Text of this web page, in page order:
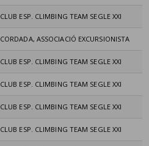
CLUB ESP. CLIMBING TEAM SEGLE XXI
CORDADA, ASSOCIACIÓ EXCURSIONISTA
CLUB ESP. CLIMBING TEAM SEGLE XXI
CLUB ESP. CLIMBING TEAM SEGLE XXI
CLUB ESP. CLIMBING TEAM SEGLE XXI
CLUB ESP. CLIMBING TEAM SEGLE XXI